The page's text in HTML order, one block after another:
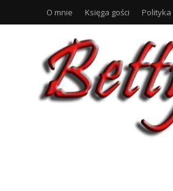
O mnie Księga gości